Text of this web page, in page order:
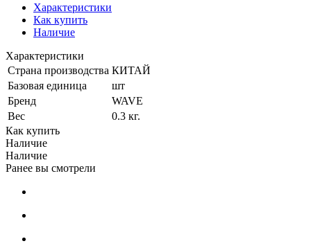
Характеристики
Как купить
Наличие
Характеристики
Страна производства КИТАЙ
Базовая единица
шт
Бренд
WAVE
Вес
0.3 кг.
Как купить
Наличие
Наличие
Ранее вы смотрели